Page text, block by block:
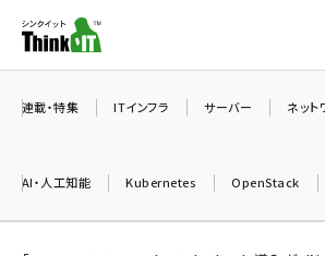
ン
ツ
連載・特集 ITインフラ サーバー ネット
AI・人工知能 Kubernetes OpenStack